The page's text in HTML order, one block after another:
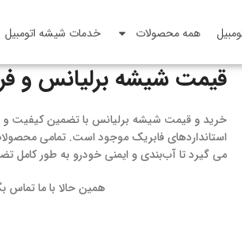
همه محصولات خدمات شیشه اتومبیل
قیمت شیشه برلیانس و
خرید و قیمت شیشه برلیانس با تضمین کیفیت و
استانداردهای فابریک موجود است. تمامی
می ‌گیرد تا آب‌بندی و ایمنی خودرو به طور کامل
همین حالا با ما تماس